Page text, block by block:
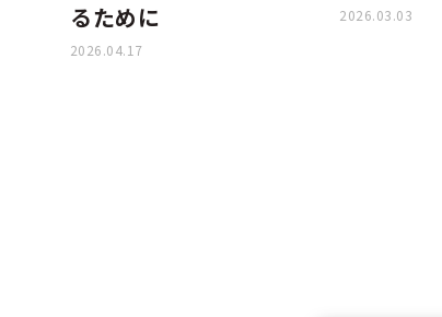
るために
2026.04.17
2026.03.03